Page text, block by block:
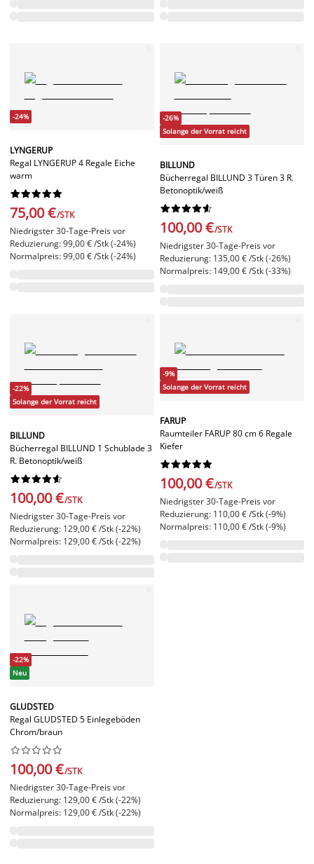
-24%
LYNGERUP
Regal LYNGERUP 4 Regale Eiche
warm






75,00 €/STK
Niedrigster 30-Tage-Preis vor
Reduzierung: 99,00 € /Stk (-24%)
Normalpreis: 99,00 € /Stk (-24%)
-26%
Solange der Vorrat reicht
BILLUND
Bücherregal BILLUND 3 Türen 3 R.
Betonoptik/weiß






100,00 €/STK
Niedrigster 30-Tage-Preis vor
Reduzierung: 135,00 € /Stk (-26%)
Normalpreis: 149,00 € /Stk (-33%)
-22%
Solange der Vorrat reicht
BILLUND
Bücherregal BILLUND 1 Schublade 3
R. Betonoptik/weiß






100,00 €/STK
Niedrigster 30-Tage-Preis vor
Reduzierung: 129,00 € /Stk (-22%)
Normalpreis: 129,00 € /Stk (-22%)
-9%
Solange der Vorrat reicht
FARUP
Raumteiler FARUP 80 cm 6 Regale
Kiefer






100,00 €/STK
Niedrigster 30-Tage-Preis vor
Reduzierung: 110,00 € /Stk (-9%)
Normalpreis: 110,00 € /Stk (-9%)
-22%
Neu
GLUDSTED
Regal GLUDSTED 5 Einlegeböden
Chrom/braun






100,00 €/STK
Niedrigster 30-Tage-Preis vor
Reduzierung: 129,00 € /Stk (-22%)
Normalpreis: 129,00 € /Stk (-22%)